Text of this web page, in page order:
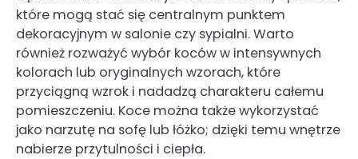
które mogą stać się centralnym punktem
dekoracyjnym w salonie czy sypialni. Warto
również rozważyć wybór koców w intensywnych
kolorach lub oryginalnych wzorach, które
przyciągną wzrok i nadadzą charakteru całemu
pomieszczeniu. Koce można także wykorzystać
jako narzutę na sofę lub łóżko; dzięki temu wnętrze
nabierze przytulności i ciepła.